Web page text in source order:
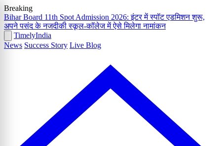
Breaking
Bihar Board 11th Spot Admission 2026: इंटर में स्पॉट एडमिशन शुरू,
अपने पसंद के नजदीकी स्कूल-कॉलेज में ऐसे मिलेगा नामांकन
TimelyIndia
News Success Story Live Blog